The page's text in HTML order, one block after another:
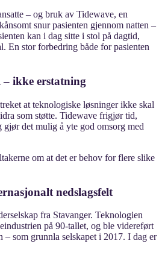
– og bruk av Tidewave, en
snur pasienten gjennom natten –
kan i dag sitte i stol på dagtid,
En stor forbedring både for pasienten
– ikke erstatning
at teknologiske løsninger ikke skal
som støtte. Tidewave frigjør tid,
gjør det mulig å yte god omsorg med
om at det er behov for flere slike
nedslagsfelt
fra Stavanger. Teknologien
på 90-tallet, og ble videreført
– som grunnla selskapet i 2017. I dag er